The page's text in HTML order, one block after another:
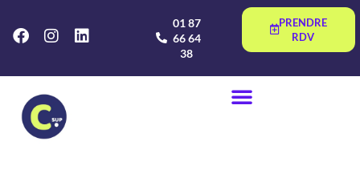
01 87
66 64
38
PRENDRE
RDV